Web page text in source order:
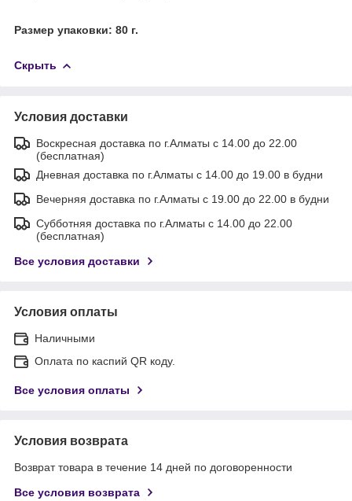
Размер упаковки: 80 г.
Скрыть
Условия доставки
Воскресная доставка по г.Алматы с 14.00 до 22.00
(бесплатная)
Дневная доставка по г.Алматы с 14.00 до 19.00 в будни
Вечерняя доставка по г.Алматы с 19.00 до 22.00 в будни
Субботняя доставка по г.Алматы с 14.00 до 22.00
(бесплатная)
Все условия доставки
Условия оплаты
Наличными
Оплата по каспий QR коду.
Все условия оплаты
Условия возврата
Возврат товара в течение 14 дней по договоренности
Все условия возврата